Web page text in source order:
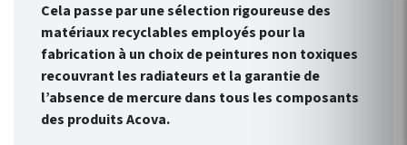
Cela passe par une sélection rigoureuse des
matériaux recyclables employés pour la
fabrication à un choix de peintures non toxiques
recouvrant les radiateurs et la garantie de
l’absence de mercure dans tous les composants
des produits Acova.